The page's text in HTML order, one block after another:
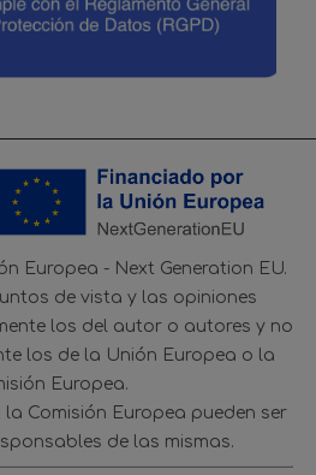
Europea - Next Generation EU.
de vista y las opiniones
los del autor o autores y no
los de la Unión Europea o la
Europea.
la Comisión Europea pueden ser
de las mismas.